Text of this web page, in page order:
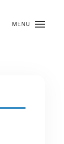
MENU